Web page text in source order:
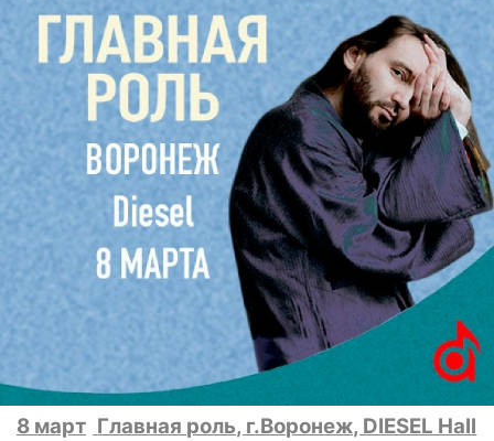
8 март Главная роль, г.Воронеж, DIESEL Hall